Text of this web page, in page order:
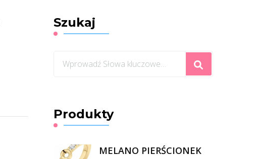
Szukaj
Szukasz
Produkty
MELANO PIERŚCIONEK